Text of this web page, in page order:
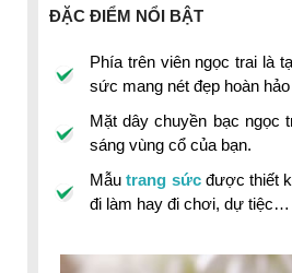
ĐẶC ĐIỂM NỔI BẬT
Phía trên viên ngọc trai là
sức mang nét đẹp hoàn
Mặt dây chuyền bạc ngọc
sáng vùng cổ của bạn.
Mẫutrang sứcđược thiết
đi làm hay đi chơi, dự